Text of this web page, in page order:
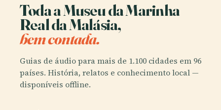
Toda a Museu da Marinha
Real da Malásia,
bem contada.
Guias de áudio para mais de 1.100 cidades em 96
países. História, relatos e conhecimento local —
disponíveis offline.